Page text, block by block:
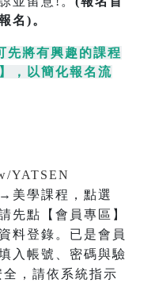
名)。
將有興趣的課程
，以簡化報名流
YATSEN
美學課程，點選
先點【會員專區】
料登錄。已是會員
入帳號、密碼與驗
，請依系統指示